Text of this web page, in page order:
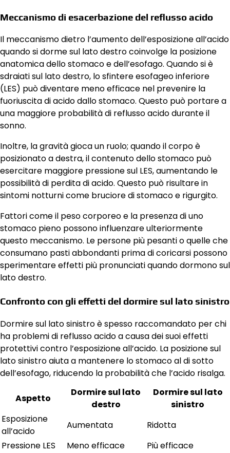
Meccanismo di esacerbazione del reflusso acido
Il meccanismo dietro l’aumento dell’esposizione all’acido
quando si dorme sul lato destro coinvolge la posizione
anatomica dello stomaco e dell’esofago. Quando si è
sdraiati sul lato destro, lo sfintere esofageo inferiore
(LES) può diventare meno efficace nel prevenire la
fuoriuscita di acido dallo stomaco. Questo può portare a
una maggiore probabilità di reflusso acido durante il
sonno.
Inoltre, la gravità gioca un ruolo; quando il corpo è
posizionato a destra, il contenuto dello stomaco può
esercitare maggiore pressione sul LES, aumentando le
possibilità di perdita di acido. Questo può risultare in
sintomi notturni come bruciore di stomaco e rigurgito.
Fattori come il peso corporeo e la presenza di uno
stomaco pieno possono influenzare ulteriormente
questo meccanismo. Le persone più pesanti o quelle che
consumano pasti abbondanti prima di coricarsi possono
sperimentare effetti più pronunciati quando dormono sul
lato destro.
Confronto con gli effetti del dormire sul lato sinistro
Dormire sul lato sinistro è spesso raccomandato per chi
ha problemi di reflusso acido a causa dei suoi effetti
protettivi contro l’esposizione all’acido. La posizione sul
lato sinistro aiuta a mantenere lo stomaco al di sotto
dell’esofago, riducendo la probabilità che l’acido risalga.
Aspetto
Dormire sul lato
destro
Dormire sul lato
sinistro
Esposizione
all’acido
Aumentata
Ridotta
Pressione LES
Meno efficace
Più efficace